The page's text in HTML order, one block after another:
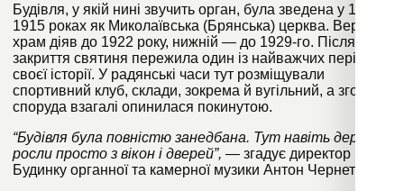
Будівля, у якій нині звучить орган, була зведена у 1913–
1915 роках як Миколаївська (Брянська) церква. Верхній
храм діяв до 1922 року, нижній — до 1929-го. Після
закриття святиня пережила один із найважчих періодів
своєї історії. У радянські часи тут розміщували
спортивний клуб, склади, зокрема й вугільний, а згодом
споруда взагалі опинилася покинутою.
“Будівля була повністю занедбана. Тут навіть дерева
росли просто з вікон і дверей”, — згадує директор
Будинку органної та камерної музики Антон Чернета.